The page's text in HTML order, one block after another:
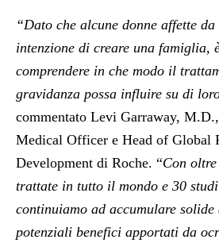
“Dato che alcune donne affette
intenzione di creare una famiglia,
comprendere in che modo il
gravidanza possa influire su di
commentato Levi Garraway,
Medical Officer e Head of Global
Development di Roche. “Con
trattate in tutto il mondo e 30
continuiamo ad accumulare solide
potenziali benefici apportati da